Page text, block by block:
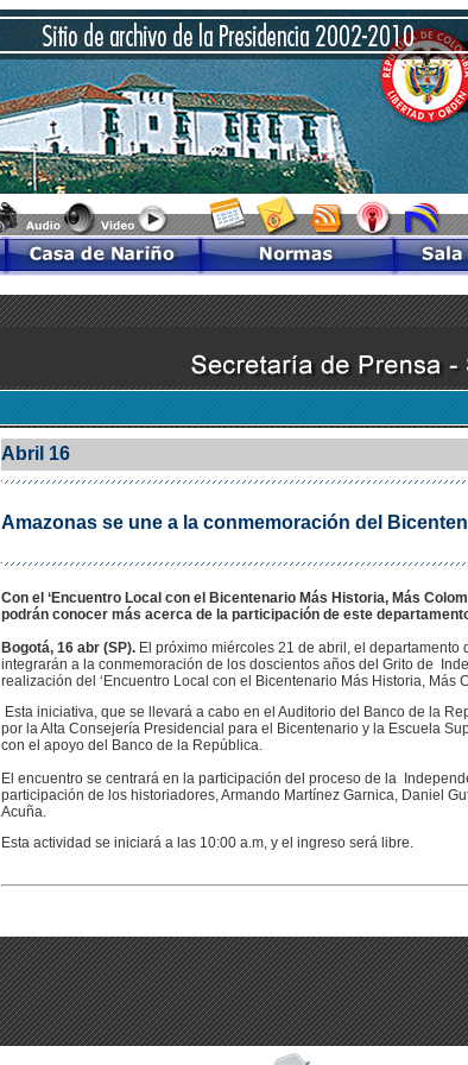
Abril 16
Amazonas se une a la conmemoración del
Con el ‘Encuentro Local con el Bicentenario Más Historia, Más
podrán conocer más acerca de la participación de este
Bogotá, 16 abr (SP). El próximo miércoles 21 de abril, el departamento
integrarán a la conmemoración de los doscientos años del Grito de
realización del ‘Encuentro Local con el Bicentenario Más Historia, Más
Esta iniciativa, que se llevará a cabo en el Auditorio del Banco de la
por la Alta Consejería Presidencial para el Bicentenario y la Escuela
con el apoyo del Banco de la República.
El encuentro se centrará en la participación del proceso de la
participación de los historiadores, Armando Martínez Garnica, Daniel
Acuña.
Esta actividad se iniciará a las 10:00 a.m, y el ingreso será libre.